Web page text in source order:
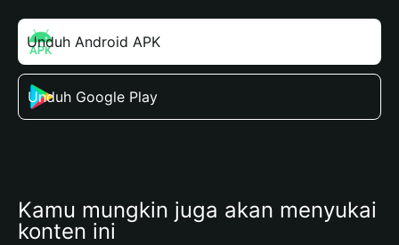
Unduh Android APK
Unduh Google Play
Kamu mungkin juga akan menyukai
konten ini